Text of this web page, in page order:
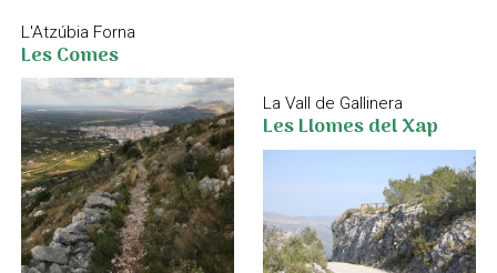
L'Atzúbia Forna
Les Comes
La Vall de Gallinera
Les Llomes del Xap